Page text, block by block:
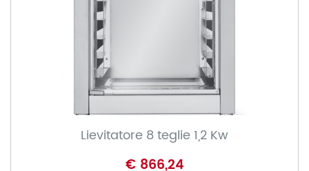
Lievitatore 8 teglie 1,2 Kw
€ 866,24